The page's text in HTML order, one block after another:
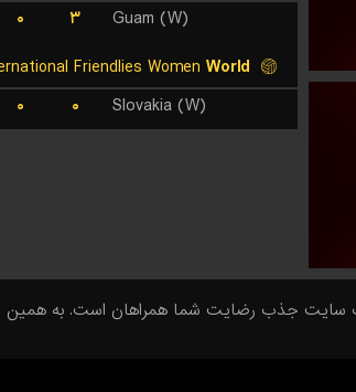
Guam (W)
۳ ۰
World
Slovakia (W)
۰ ۰
سایت جذب رضایت شما همراهان است. به همین